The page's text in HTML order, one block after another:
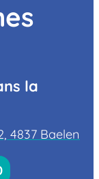
la
4837 Baelen